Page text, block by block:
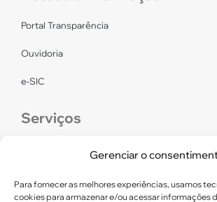
Gerenciar o
Para fornecer as melhores experiências, usamos
cookies para armazenar e/ou acessar informações
Portal Transparência
Ouvidoria
e-SIC
Serviços